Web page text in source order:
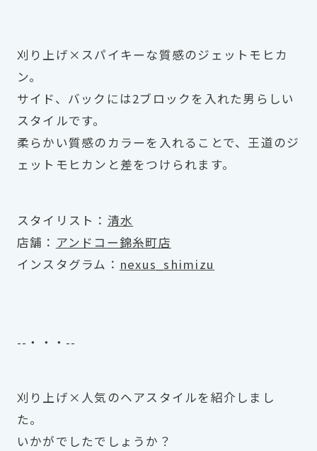
刈り上げ×スパイキーな質感のジェットモヒカ
ン。
サイド、バックには2ブロックを入れた男らしい
スタイルです。
柔らかい質感のカラーを入れることで、王道のジ
ェットモヒカンと差をつけられます。
スタイリスト： 清水
店舗： アンドコー錦糸町店
インスタグラム： nexus_shimizu
--・・・--
刈り上げ×人気のヘアスタイルを紹介しまし
た。
いかがでしたでしょうか？